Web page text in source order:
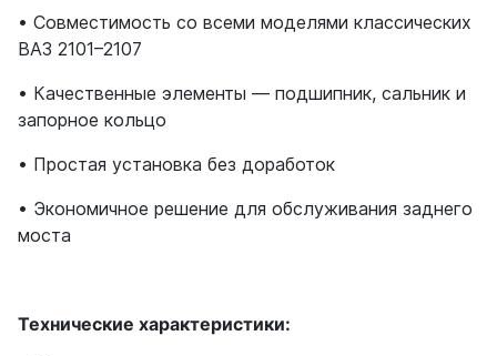
• Совместимость со всеми моделями классических
ВАЗ 2101–2107
• Качественные элементы — подшипник, сальник и
запорное кольцо
• Простая установка без доработок
• Экономичное решение для обслуживания заднего
моста
Технические характеристики: